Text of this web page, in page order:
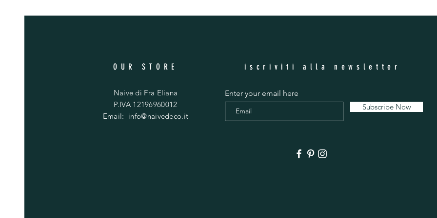
OUR STORE iscriviti alla newsletter
Naive di Fra Eliana
P.IVA 12196960012
Email: info@naivedeco.it
Enter your email here
Subscribe Now